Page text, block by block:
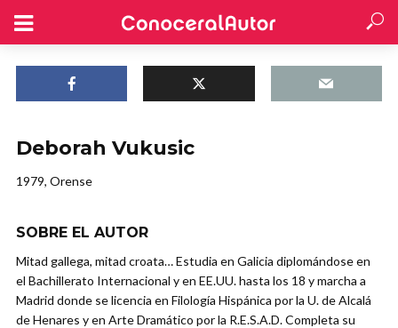
Deborah Vukusic
1979, Orense
SOBRE EL AUTOR
Mitad gallega, mitad croata… Estudia en Galicia diplomándose en
el Bachillerato Internacional y en EE.UU. hasta los 18 y marcha a
Madrid donde se licencia en Filología Hispánica por la U. de Alcalá
de Henares y en Arte Dramático por la R.E.S.A.D. Completa su